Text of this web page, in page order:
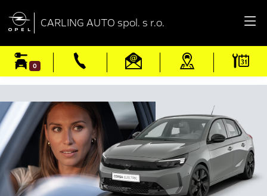
 CARLING AUTO spol. s r.o.
0